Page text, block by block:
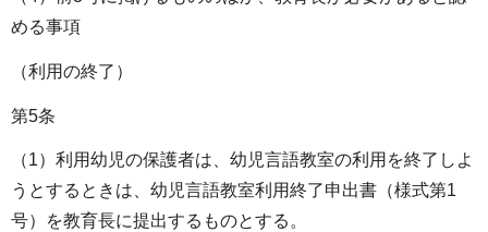
める事項
（利用の終了）
第5条
（1）利用幼児の保護者は、幼児言語教室の利用を終了しよ
うとするときは、幼児言語教室利用終了申出書（様式第1
号）を教育長に提出するものとする。